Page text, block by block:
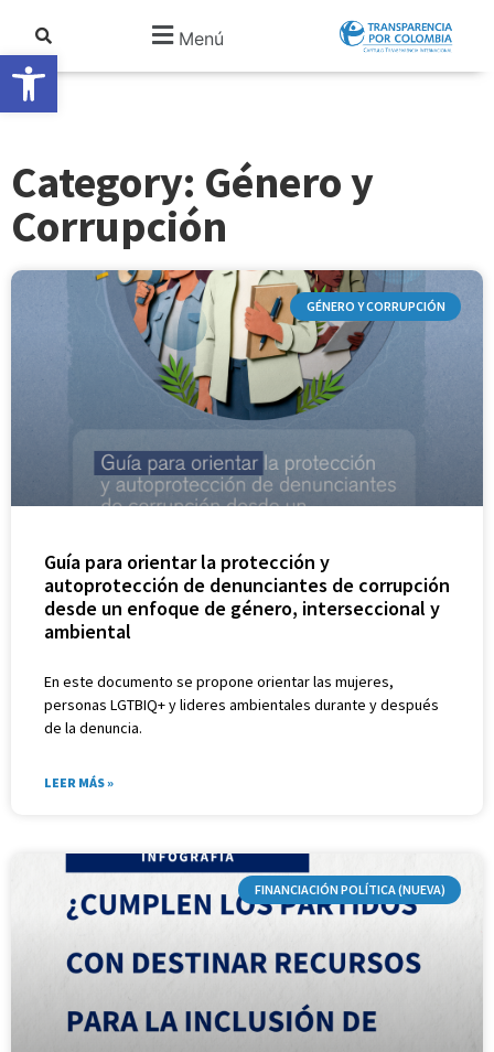
Abrir barra de herramientas
Menú
Category: Género y
Corrupción
GÉNERO Y CORRUPCIÓN
Guía para orientar la protección y
autoprotección de denunciantes de corrupción
desde un enfoque de género, interseccional y
ambiental
En este documento se propone orientar las mujeres,
personas LGTBIQ+ y lideres ambientales durante y después
de la denuncia.
LEER MÁS »
FINANCIACIÓN POLÍTICA (NUEVA)